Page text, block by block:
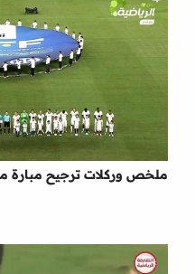
ملخص وركلات ترجيح مبارة